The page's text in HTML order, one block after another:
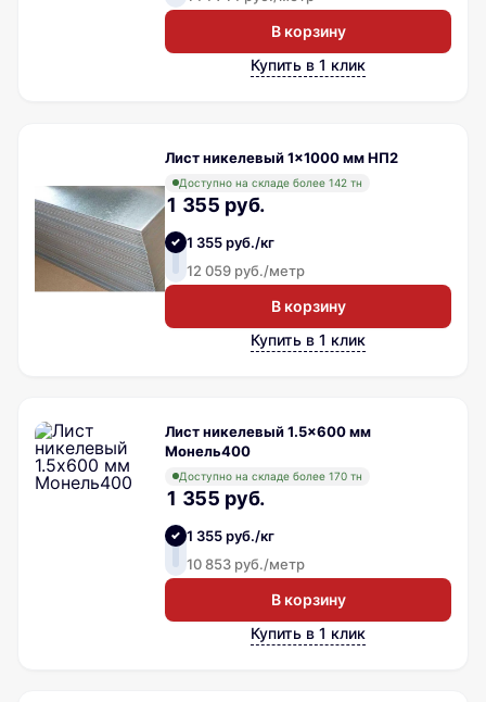
В корзину
Купить в 1 клик
Лист никелевый 1x1000 мм НП2
Доступно на складе более 142 тн
1 355 руб.
1 355 руб./кг
12 059 руб./метр
В корзину
Купить в 1 клик
Лист никелевый 1.5x600 мм
Монель400
Доступно на складе более 170 тн
1 355 руб.
1 355 руб./кг
10 853 руб./метр
В корзину
Купить в 1 клик